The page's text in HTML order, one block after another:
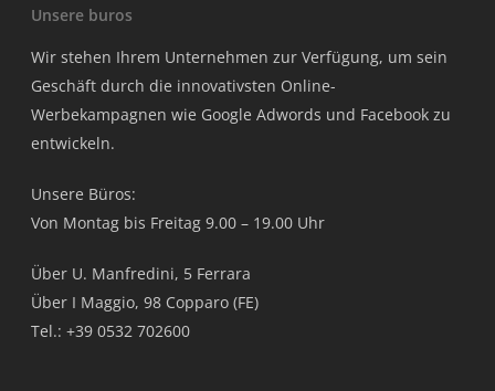
Unsere buros
Wir stehen Ihrem Unternehmen zur Verfügung, um sein
Geschäft durch die innovativsten Online-
Werbekampagnen wie Google Adwords und Facebook zu
entwickeln.
Unsere Büros:
Von Montag bis Freitag 9.00 – 19.00 Uhr
Über U. Manfredini, 5 Ferrara
Über I Maggio, 98 Copparo (FE)
Tel.: +39 0532 702600